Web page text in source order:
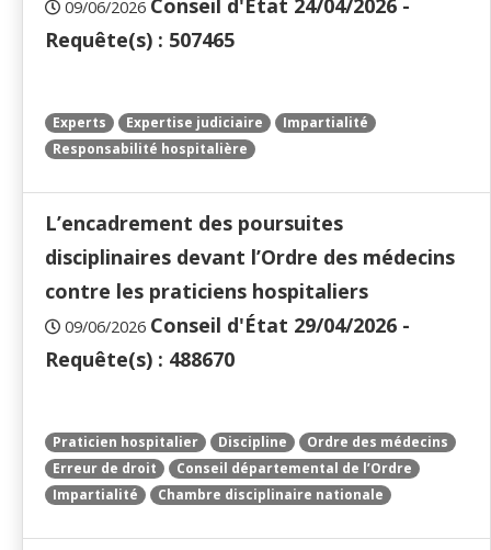
09/06/2026 Conseil d'État 24/04/2026 -
Requête(s) : 507465
Experts Expertise judiciaire
Impartialité
Responsabilité hospitalière
L’encadrement des poursuites
disciplinaires devant l’Ordre des médecins
contre les praticiens hospitaliers
09/06/2026 Conseil d'État 29/04/2026 -
Requête(s) : 488670
Praticien hospitalier Discipline
Ordre des médecins
Erreur de droit
Conseil départemental de l’Ordre
Impartialité
Chambre disciplinaire nationale